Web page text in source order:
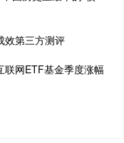
效第三方测评
联网ETF基金季度涨幅